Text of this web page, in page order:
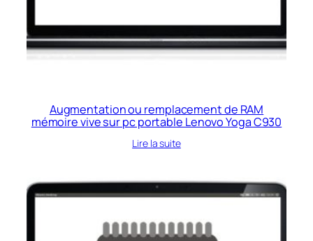
Augmentation ou remplacement de RAM
mémoire vive sur pc portable Lenovo Yoga C930
Lire la suite